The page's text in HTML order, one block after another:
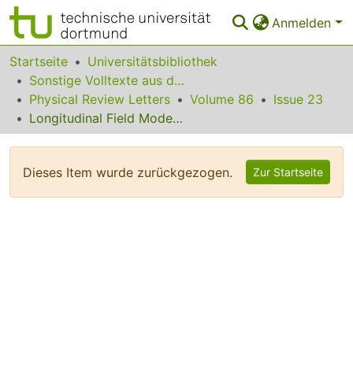
Anmelden
Bereiche & Sammlungen
Das gesamte Repositorium
Statistiken
Startseite
Universitätsbibliothek
Sonstige Volltexte aus dem Bibliotheksangebot
Physical Review Letters
Volume 86
Issue 23
Longitudinal Field Modes Probed by Single Molecules
Dieses Item wurde zurückgezogen. Zur Startseite